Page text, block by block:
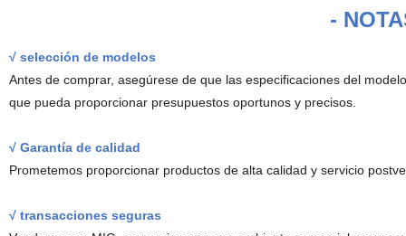
-
√ selección de modelos
Antes de comprar, asegúrese de que las especificaciones del
que pueda proporcionar presupuestos oportunos y precisos.
√ Garantía de calidad
Prometemos proporcionar productos de alta calidad y servicio
√ transacciones seguras